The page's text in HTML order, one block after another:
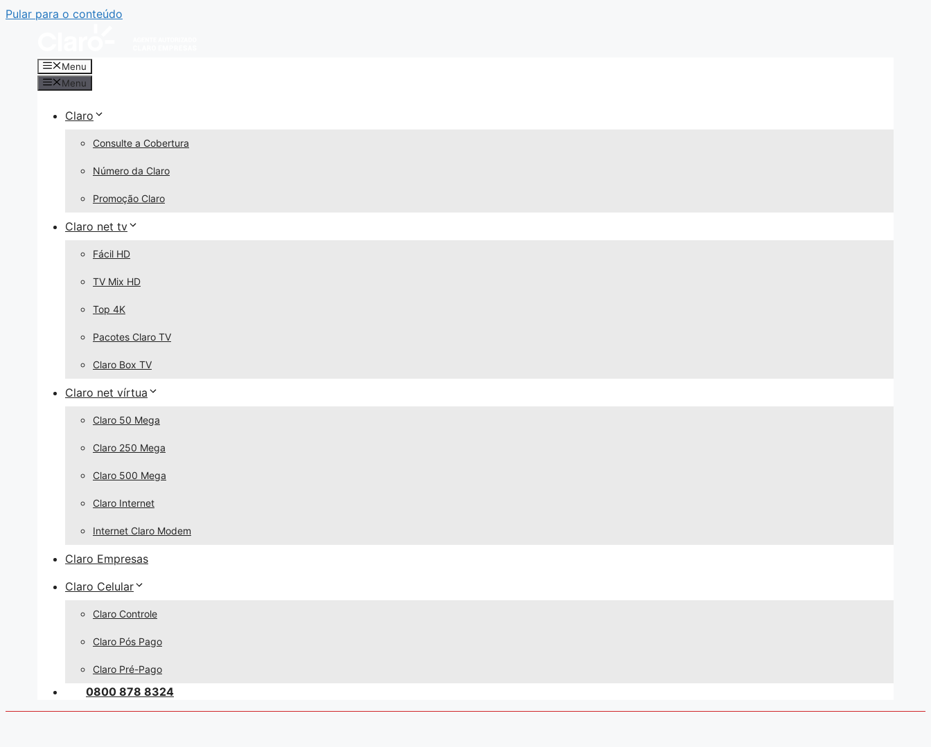
Pular para o conteúdo
Menu
Menu
Claro
Consulte a Cobertura
Número da Claro
Promoção Claro
Claro net tv
Fácil HD
TV Mix HD
Top 4K
Pacotes Claro TV
Claro Box TV
Claro net vírtua
Claro 50 Mega
Claro 250 Mega
Claro 500 Mega
Claro Internet
Internet Claro Modem
Claro Empresas
Claro Celular
Claro Controle
Claro Pós Pago
Claro Pré-Pago
0800 878 8324